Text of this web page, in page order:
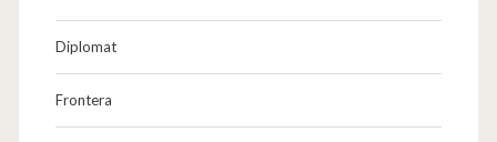
Diplomat
Frontera